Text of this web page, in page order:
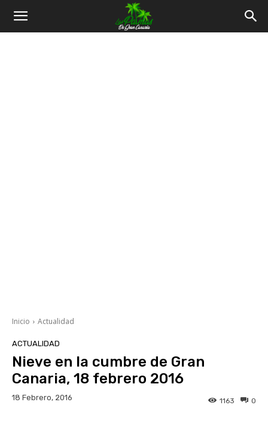
Inicio Actualidad
ACTUALIDAD
Nieve en la cumbre de Gran
Canaria, 18 febrero 2016
18 Febrero, 2016 0
1163